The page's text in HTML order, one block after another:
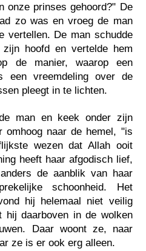
onze prinses gehoord?" De
zo was en vroeg de man
vertellen. De man schudde
hoofd en vertelde hem
de manier, waarop een
een vreemdeling over de
pleegt in te lichten.
man en keek onder zijn
omhoog naar de hemel, "is
wezen dat Allah ooit
heeft haar afgodisch lief,
de aanblik van haar
schoonheid. Het
hij helemaal niet veilig
hij daarboven in de wolken
Daar woont ze, naar
ze is er ook erg alleen.